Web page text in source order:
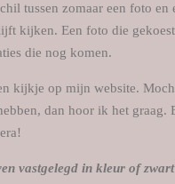
tussen zomaar een foto en
kijken. Een foto die
die nog komen.
kijkje op mijn website.
dan hoor ik het graag.
vastgelegd in kleur of